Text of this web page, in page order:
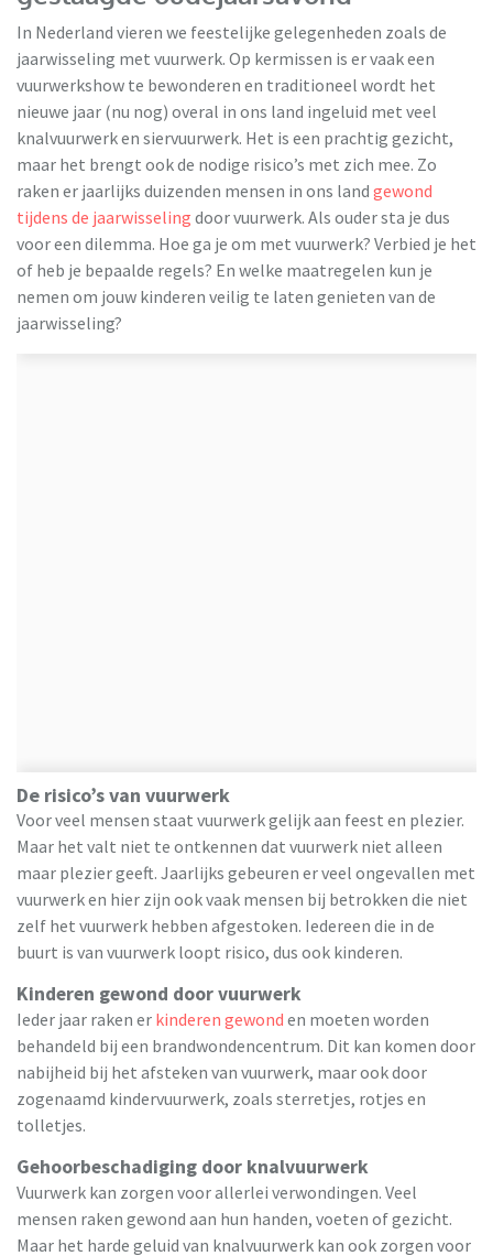
In Nederland vieren we feestelijke gelegenheden zoals de
jaarwisseling met vuurwerk. Op kermissen is er vaak een
vuurwerkshow te bewonderen en traditioneel wordt het
nieuwe jaar (nu nog) overal in ons land ingeluid met veel
knalvuurwerk en siervuurwerk. Het is een prachtig gezicht,
maar het brengt ook de nodige risico’s met zich mee. Zo
raken er jaarlijks duizenden mensen in ons land gewond
tijdens de jaarwisseling door vuurwerk. Als ouder sta je dus
voor een dilemma. Hoe ga je om met vuurwerk? Verbied je het
of heb je bepaalde regels? En welke maatregelen kun je
nemen om jouw kinderen veilig te laten genieten van de
jaarwisseling?
De risico’s van vuurwerk
Voor veel mensen staat vuurwerk gelijk aan feest en plezier.
Maar het valt niet te ontkennen dat vuurwerk niet alleen
maar plezier geeft. Jaarlijks gebeuren er veel ongevallen met
vuurwerk en hier zijn ook vaak mensen bij betrokken die niet
zelf het vuurwerk hebben afgestoken. Iedereen die in de
buurt is van vuurwerk loopt risico, dus ook kinderen.
Kinderen gewond door vuurwerk
Ieder jaar raken er kinderen gewond en moeten worden
behandeld bij een brandwondencentrum. Dit kan komen door
nabijheid bij het afsteken van vuurwerk, maar ook door
zogenaamd kindervuurwerk, zoals sterretjes, rotjes en
tolletjes.
Gehoorbeschadiging door knalvuurwerk
Vuurwerk kan zorgen voor allerlei verwondingen. Veel
mensen raken gewond aan hun handen, voeten of gezicht.
Maar het harde geluid van knalvuurwerk kan ook zorgen voor